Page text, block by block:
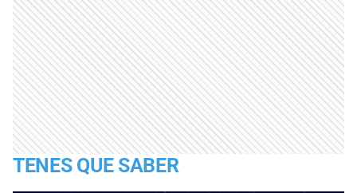
TENES QUE SABER